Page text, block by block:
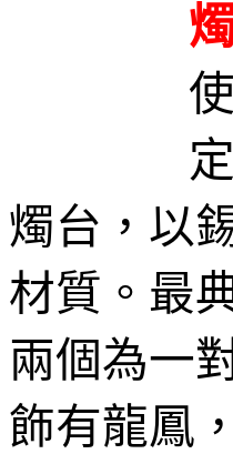
燭台，以
材質。最
兩個為一
飾有龍鳳